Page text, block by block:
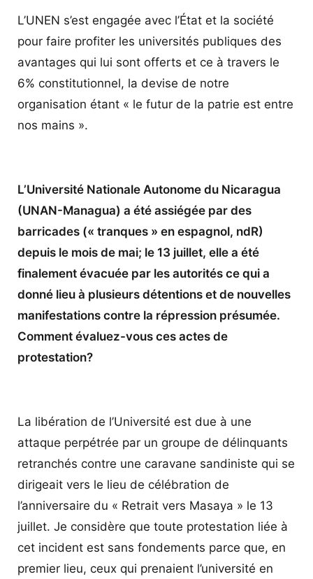
L’UNEN s’est engagée avec l’État et la société
pour faire profiter les universités publiques des
avantages qui lui sont offerts et ce à travers le
6% constitutionnel, la devise de notre
organisation étant « le futur de la patrie est entre
nos mains ».
L’Université Nationale Autonome du Nicaragua
(UNAN-Managua) a été assiégée par des
barricades (« tranques » en espagnol, ndR)
depuis le mois de mai; le 13 juillet, elle a été
finalement évacuée par les autorités ce qui a
donné lieu à plusieurs détentions et de nouvelles
manifestations contre la répression présumée.
Comment évaluez-vous ces actes de
protestation?
La libération de l’Université est due à une
attaque perpétrée par un groupe de délinquants
retranchés contre une caravane sandiniste qui se
dirigeait vers le lieu de célébration de
l’anniversaire du « Retrait vers Masaya » le 13
juillet. Je considère que toute protestation liée à
cet incident est sans fondements parce que, en
premier lieu, ceux qui prenaient l’université en